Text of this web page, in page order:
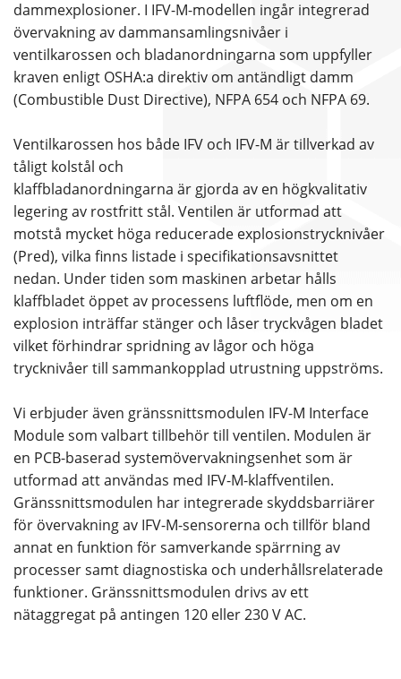
dammexplosioner. I IFV-M-modellen ingår integrerad
övervakning av dammansamlingsnivåer i
ventilkarossen och bladanordningarna som uppfyller
kraven enligt OSHA:a direktiv om antändligt damm
(Combustible Dust Directive), NFPA 654 och NFPA 69.
Ventilkarossen hos både IFV och IFV-M är tillverkad av
tåligt kolstål och
klaffbladanordningarna är gjorda av en högkvalitativ
legering av rostfritt stål. Ventilen är utformad att
motstå mycket höga reducerade explosionstrycknivåer
(Pred), vilka finns listade i specifikationsavsnittet
nedan. Under tiden som maskinen arbetar hålls
klaffbladet öppet av processens luftflöde, men om en
explosion inträffar stänger och låser tryckvågen bladet
vilket förhindrar spridning av lågor och höga
trycknivåer till sammankopplad utrustning uppströms.
Vi erbjuder även gränssnittsmodulen IFV-M Interface
Module som valbart tillbehör till ventilen. Modulen är
en PCB-baserad systemövervakningsenhet som är
utformad att användas med IFV-M-klaffventilen.
Gränssnittsmodulen har integrerade skyddsbarriärer
för övervakning av IFV-M-sensorerna och tillför bland
annat en funktion för samverkande spärrning av
processer samt diagnostiska och underhållsrelaterade
funktioner. Gränssnittsmodulen drivs av ett
nätaggregat på antingen 120 eller 230 V AC.